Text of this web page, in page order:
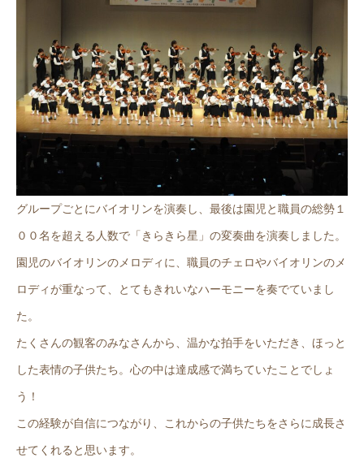
グループごとにバイオリンを演奏し、最後は園児と職員の総勢１
００名を超える人数で「きらきら星」の変奏曲を演奏しました。
園児のバイオリンのメロディに、職員のチェロやバイオリンのメ
ロディが重なって、とてもきれいなハーモニーを奏でていまし
た。
たくさんの観客のみなさんから、温かな拍手をいただき、ほっと
した表情の子供たち。心の中は達成感で満ちていたことでしょ
う！
この経験が自信につながり、これからの子供たちをさらに成長さ
せてくれると思います。